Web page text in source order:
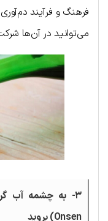
فرهنگ و فرآیند
می‌توانید در آن‌ها
Onsen) بروید